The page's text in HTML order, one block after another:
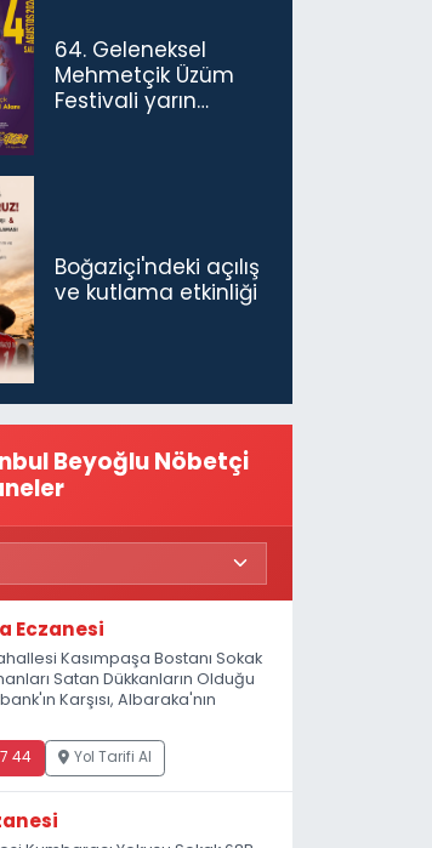
64. Geleneksel
Mehmetçik Üzüm
Festivali yarın
Boğaziçi'ndeki açılış
ve kutlama etkinliği
Beyoğlu Nöbetçi
Eczanesi
Kasımpaşa Bostanı Sokak
Satan Dükkanların Olduğu
Karşısı, Albaraka'nın
44 Yol Tarifi Al